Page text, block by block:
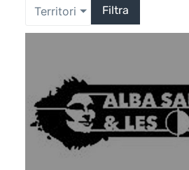
Territori Filtra